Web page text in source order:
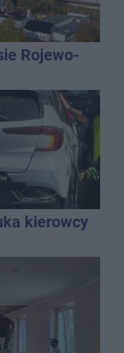
Rojewo-
kierowcy